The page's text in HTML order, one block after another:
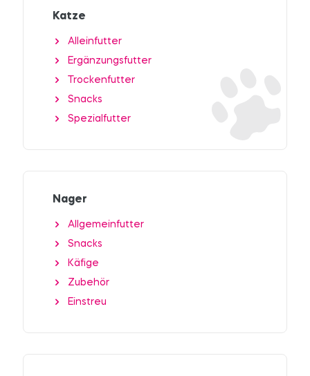
Katze
Alleinfutter
Ergänzungsfutter
Trockenfutter
Snacks
Spezialfutter
Nager
Allgemeinfutter
Snacks
Käfige
Zubehör
Einstreu